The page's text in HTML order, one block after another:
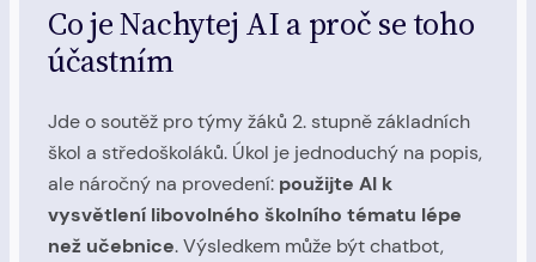
Co je Nachytej AI a proč se toho
účastním
Jde o soutěž pro týmy žáků 2. stupně základních
škol a středoškoláků. Úkol je jednoduchý na popis,
ale náročný na provedení: použijte AI k
vysvětlení libovolného školního tématu lépe
než učebnice. Výsledkem může být chatbot,